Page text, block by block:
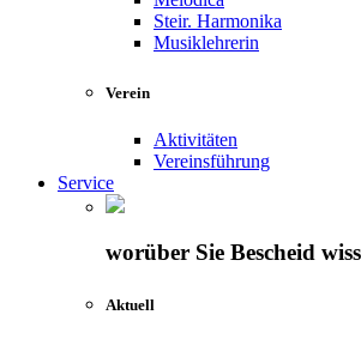
Steir. Harmonika
Musiklehrerin
Verein
Aktivitäten
Vereinsführung
Service
worüber Sie Bescheid
Aktuell